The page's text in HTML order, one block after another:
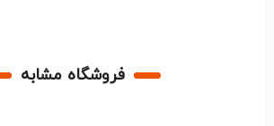
فروشگاه مشابه